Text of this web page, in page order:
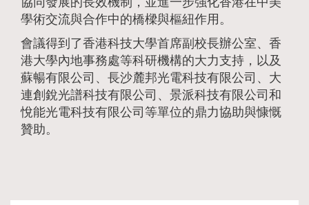
學術交流與合作中的橋樑與樞紐作用。
會議得到了香港科技大學首席副校長辦公室、香
港大學內地事務處等科研機構的大力支持，以及
蘇暢有限公司、長沙麓邦光電科技有限公司、大
連創銳光譜科技有限公司、景派科技有限公司和
悅能光電科技有限公司等單位的鼎力協助與慷慨
贊助。